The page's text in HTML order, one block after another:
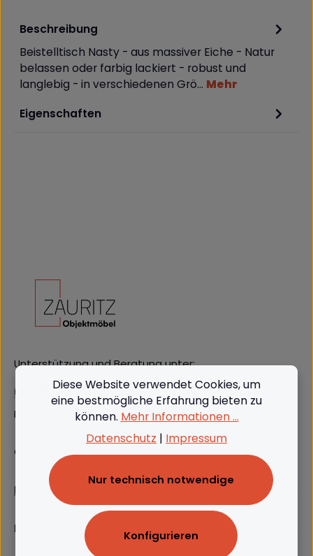
Beschreibung
Beistelltisch Nasty - aus massiver Eiche - Natur
belassen oder farbig lackiert - robust und
langlebig - in verschiedenen Grö… Mehr
Eigenschaften
Unterstützung und Beratung unter:
(+49) 09562 3811380
Mo-Do: 08:00 - 16:00, Fr: 8:00 - 13:00
Oder über unserKontaktformular.
Produkte
Rechtliches
Diese Website verwendet Cookies, um
eine bestmögliche Erfahrung bieten zu
können. Mehr Informationen ...
Datenschutz | Impressum
Nur technisch notwendige
Konfigurieren